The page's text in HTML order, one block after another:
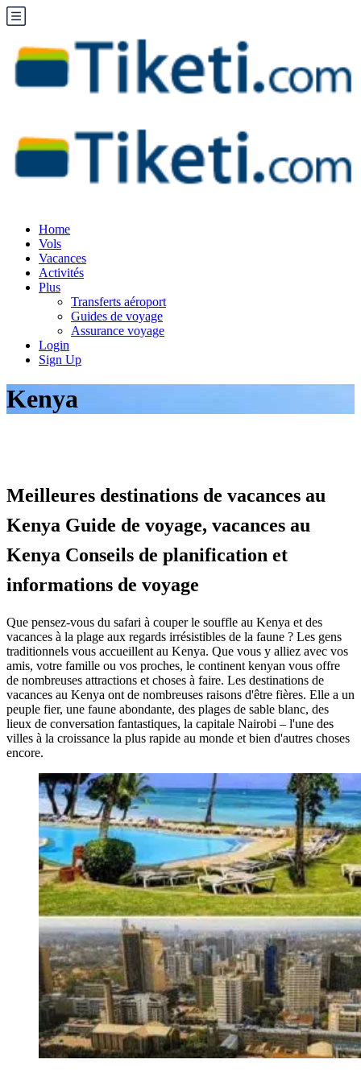
Home
Vols
Vacances
Activités
Plus
Transferts aéroport
Guides de voyage
Assurance voyage
Login
Sign Up
Kenya
Meilleures destinations de vacances au
Kenya Guide de voyage, vacances au
Kenya Conseils de planification et
informations de voyage
Que pensez-vous du safari à couper le souffle au Kenya et des
vacances à la plage aux regards irrésistibles de la faune ? Les gens
traditionnels vous accueillent au Kenya. Que vous y alliez avec vos
amis, votre famille ou vos proches, le continent kenyan vous offre
de nombreuses attractions et choses à faire. Les destinations de
vacances au Kenya ont de nombreuses raisons d'être fières. Elle a un
peuple fier, une faune abondante, des plages de sable blanc, des
lieux de conversation fantastiques, la capitale Nairobi – l'une des
villes à la croissance la plus rapide au monde et bien d'autres choses
encore.